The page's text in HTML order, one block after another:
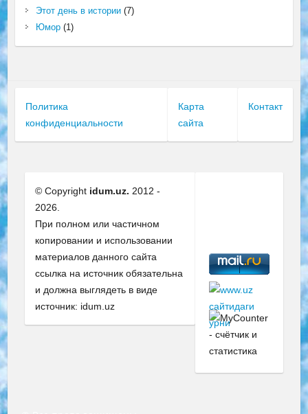
Этот день в истории(7)
Юмор(1)
Политика
конфиденциальности
Карта
сайта
Контакт
© Copyright idum.uz. 2012 -
2026.
При полном или частичном
копировании и использовании
материалов данного сайта
ссылка на источник обязательна
и должна выглядеть в виде
источник: idum.uz